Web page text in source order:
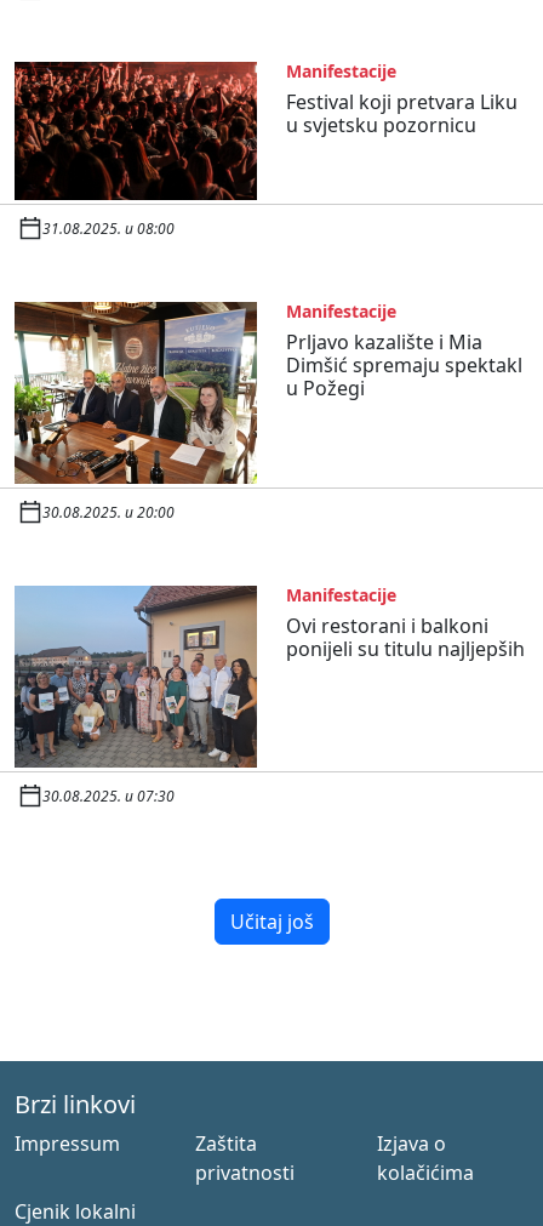
Manifestacije
Festival koji pretvara Liku
u svjetsku pozornicu
31.08.2025. u 08:00
Manifestacije
Prljavo kazalište i Mia
Dimšić spremaju spektakl
u Požegi
30.08.2025. u 20:00
Manifestacije
Ovi restorani i balkoni
ponijeli su titulu najljepših
30.08.2025. u 07:30
Učitaj još
Brzi linkovi
Impressum
Zaštita
privatnosti
Izjava o
kolačićima
Cjenik lokalni